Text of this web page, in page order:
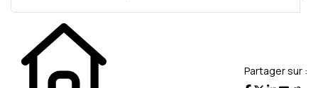
Partager sur :